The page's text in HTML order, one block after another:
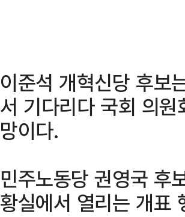
이준석 개혁신당 후보
서 기다리다 국회 의
망이다.
민주노동당 권영국 후
황실에서 열리는 개표